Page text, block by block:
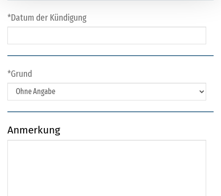
Datum der Kündigung
Grund
Anmerkung